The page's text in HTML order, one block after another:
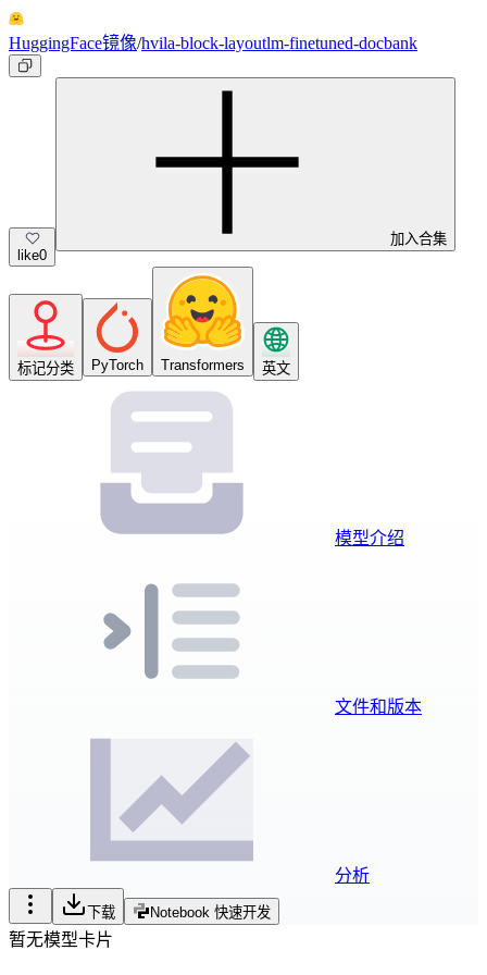
HuggingFace镜像/hvila-block-layoutlm-finetuned-docbank
like0
加入合集
标记分类 PyTorch Transformers 英文
模型介绍
文件和版本
分析
下载 Notebook 快速开发
暂无模型卡片